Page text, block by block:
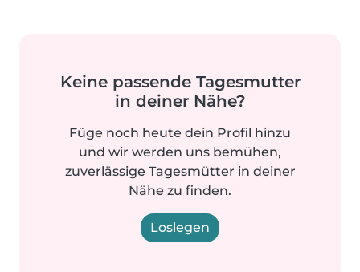
Keine passende Tagesmutter
in deiner Nähe?
Füge noch heute dein Profil hinzu
und wir werden uns bemühen,
zuverlässige Tagesmütter in deiner
Nähe zu finden.
Loslegen